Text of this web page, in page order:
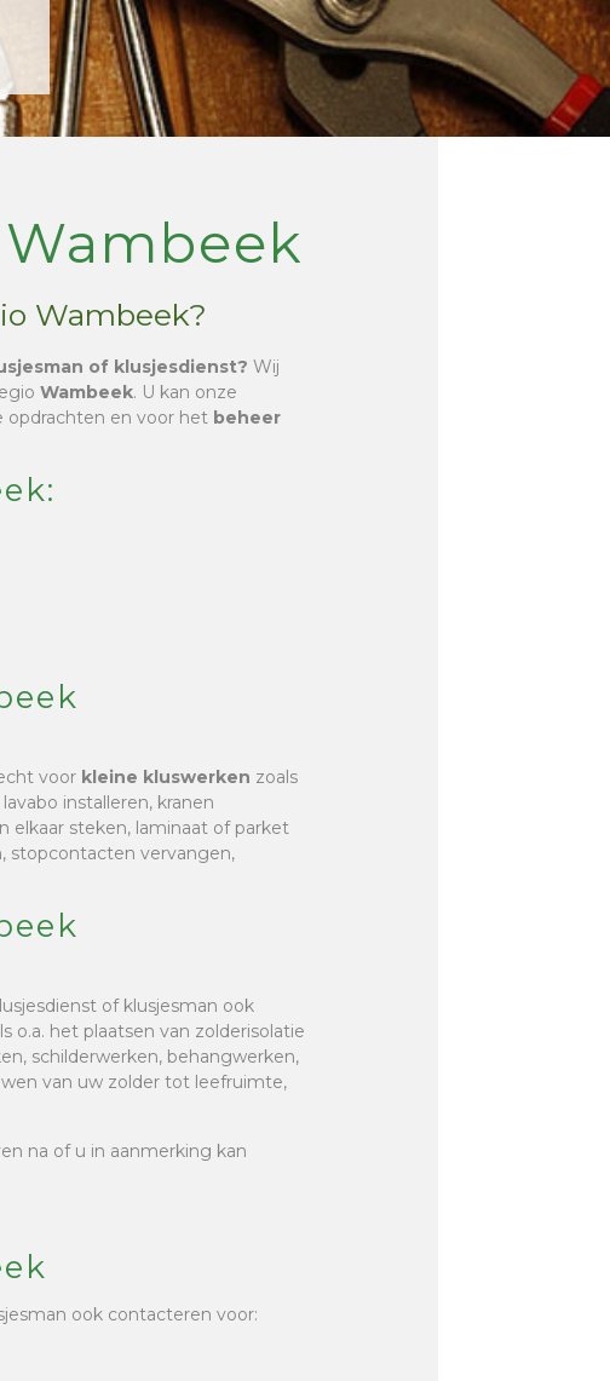
Wambeek?
of klusjesdienst? Wij
Wambeek. U kan onze
opdrachten en voor het beheer
voor kleine kluswerken zoals
installeren, kranen
elkaar steken, laminaat of parket
stopcontacten vervangen,
of klusjesman ook
o.a. het plaatsen van zolderisolatie
schilderwerken, behangwerken,
van uw zolder tot leefruimte,
na of u in aanmerking kan
ook contacteren voor: